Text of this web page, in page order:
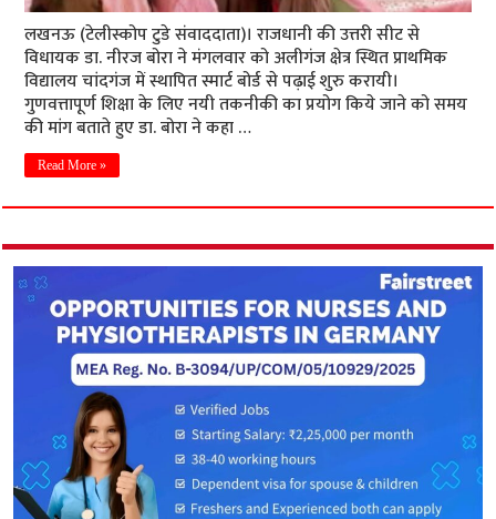
लखनऊ (टेलीस्कोप टुडे संवाददाता)। राजधानी की उत्तरी सीट से
विधायक डा. नीरज बोरा ने मंगलवार को अलीगंज क्षेत्र स्थित प्राथमिक
विद्यालय चांदगंज में स्थापित स्मार्ट बोर्ड से पढ़ाई शुरु करायी।
गुणवत्तापूर्ण शिक्षा के लिए नयी तकनीकी का प्रयोग किये जाने को समय
की मांग बताते हुए डा. बोरा ने कहा …
Read More »